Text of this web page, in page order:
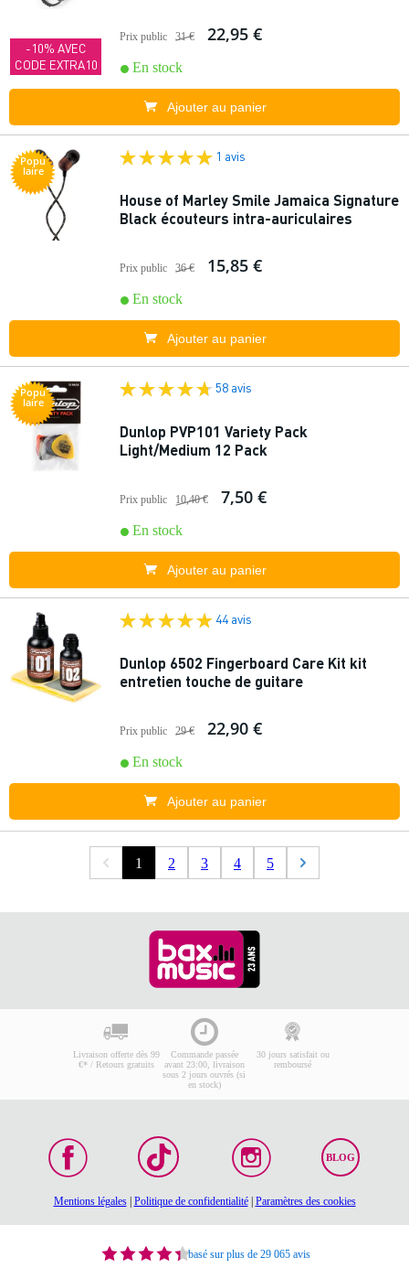
-10% AVEC
CODE EXTRA10
Prix public 31 € 22,95 €
En stock
Ajouter au panier
Popu
laire
1 avis
House of Marley Smile Jamaica Signature
Black écouteurs intra-auriculaires
Prix public 36 € 15,85 €
En stock
Ajouter au panier
Popu
laire
58 avis
Dunlop PVP101 Variety Pack
Light/Medium 12 Pack
Prix public 10,40 € 7,50 €
En stock
Ajouter au panier
44 avis
Dunlop 6502 Fingerboard Care Kit kit
entretien touche de guitare
Prix public 29 € 22,90 €
En stock
Ajouter au panier
1 2 3 4 5
Livraison offerte dès 99
€* / Retours gratuits
Commande passée
avant 23:00, livraison
sous 2 jours ouvrés (si
en stock)
30 jours satisfait ou
remboursé
BLOG
Mentions légales| Politique de confidentialité| Paramètres des cookies
basé sur plus de 29 065 avis